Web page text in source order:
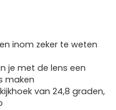
inom zeker te weten
je met de lens een
maken
van 24,8 graden,